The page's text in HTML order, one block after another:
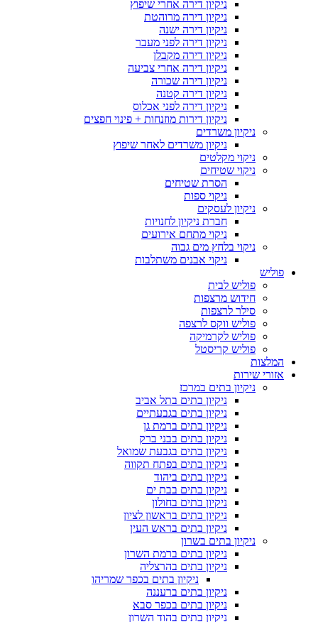
ניקיון דירה אחרי שיפוץ
ניקיון דירה מרוהטת
ניקיון דירה ישנה
ניקיון דירה לפני מעבר
ניקיון דירה מקבלן
ניקיון דירה אחרי צביעה
ניקיון דירה שכורה
ניקיון דירה קטנה
ניקיון דירה לפני אכלוס
ניקיון דירות מוזנחות + פינוי חפצים
ניקיון משרדים
ניקיון משרדים לאחר שיפוץ
ניקוי מקלטים
ניקוי שטיחים
הסרת שטיחים
ניקוי ספות
ניקיון לעסקים
חברת ניקיון לחנויות
ניקוי מתחם אירועים
ניקוי בלחץ מים גבוה
ניקוי אבנים משתלבות
פוליש
פוליש לבית
חידוש מרצפות
סילר לרצפות
פוליש ווקס לרצפה
פוליש לקרמיקה
פוליש קריסטל
המלצות
אזורי שירות
ניקיון בתים במרכז
ניקיון בתים בתל אביב
ניקיון בתים בגבעתיים
ניקיון בתים ברמת גן
ניקיון בתים בבני ברק
ניקיון בתים בגבעת שמואל
ניקיון בתים בפתח תקווה
ניקיון בתים ביהוד
ניקיון בתים בבת ים
ניקיון בתים בחולון
ניקיון בתים בראשון לציון
ניקיון בתים בראש העין
ניקיון בתים בשרון
ניקיון בתים ברמת השרון
ניקיון בתים בהרצליה
ניקיון בתים בכפר שמריהו
ניקיון בתים ברעננה
ניקיון בתים בכפר סבא
ניקיון בתים בהוד השרון